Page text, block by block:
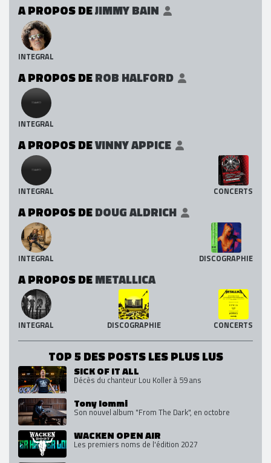
A PROPOS DEJIMMY BAIN
INTEGRAL
A PROPOS DEROB HALFORD
INTEGRAL
A PROPOS DEVINNY APPICE
INTEGRAL CONCERTS
A PROPOS DEDOUG ALDRICH
INTEGRAL DISCOGRAPHIE
A PROPOS DEMETALLICA
INTEGRAL DISCOGRAPHIE CONCERTS
TOP 5 DES POSTS LES PLUS LUS
SICK OF IT ALL
Décès du chanteur Lou Koller à 59 ans
Tony Iommi
Son nouvel album "From The Dark", en octobre
WACKEN OPEN AIR
Les premiers noms de l'édition 2027